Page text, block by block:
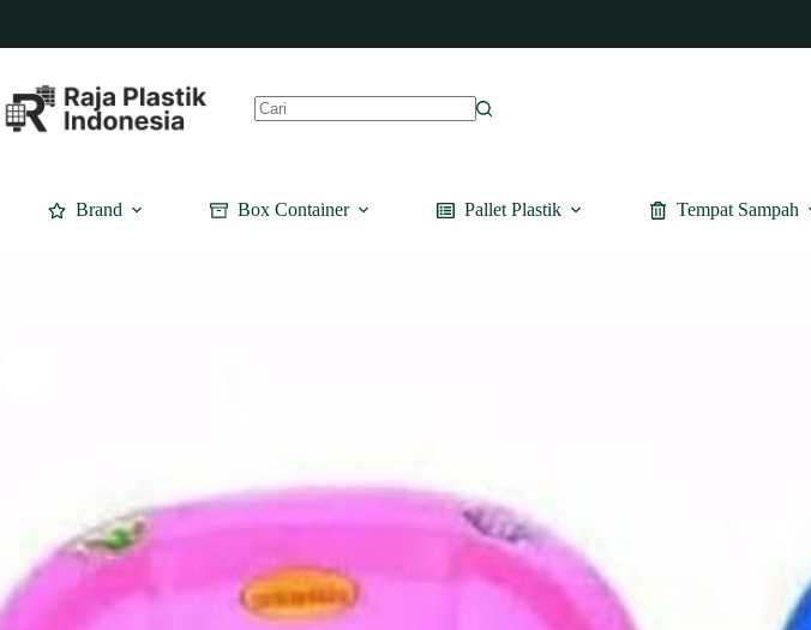
content
Brand Box Container Pallet Plastik Tempat Sampah